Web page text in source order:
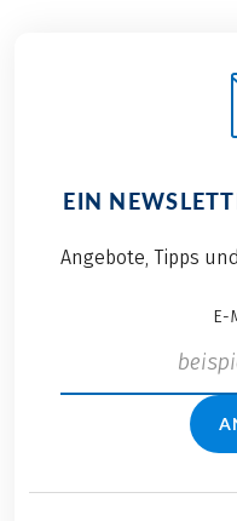
EIN
Angebote, Tipps
E-